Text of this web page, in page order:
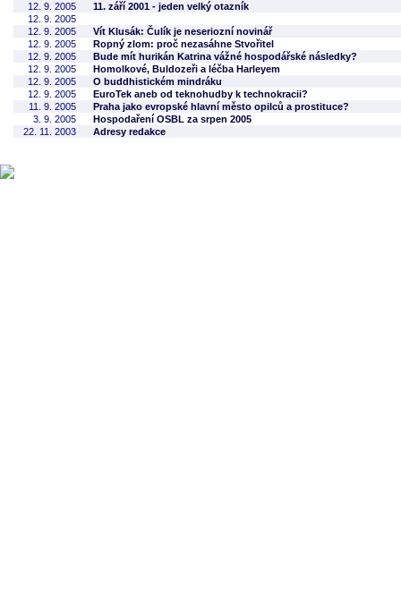
12. 9. 2005
11. září 2001 - jeden velký otazník
12. 9. 2005
12. 9. 2005
Vít Klusák: Čulík je neseriozní novinář
12. 9. 2005
Ropný zlom: proč nezasáhne Stvořitel
12. 9. 2005
Bude mít hurikán Katrina vážné hospodářské následky?
12. 9. 2005
Homolkové, Buldozeři a léčba Harleyem
12. 9. 2005
O buddhistickém mindráku
12. 9. 2005
EuroTek aneb od teknohudby k technokracii?
11. 9. 2005
Praha jako evropské hlavní město opilců a prostituce?
3. 9. 2005
Hospodaření OSBL za srpen 2005
22. 11. 2003
Adresy redakce